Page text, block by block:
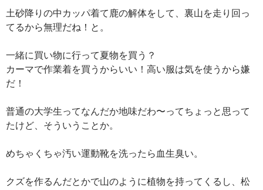
土砂降りの中カッパ着て鹿の解体をして、裏山を走り回っ
てるから無理だね！と。
一緒に買い物に行って夏物を買う？
カーマで作業着を買うからいい！高い服は気を使うから嫌
だ！
普通の大学生ってなんだか地味だわ〜ってちょっと思って
たけど、そういうことか。
めちゃくちゃ汚い運動靴を洗ったら血生臭い。
クズを作るんだとかで山のように植物を持ってくるし、松